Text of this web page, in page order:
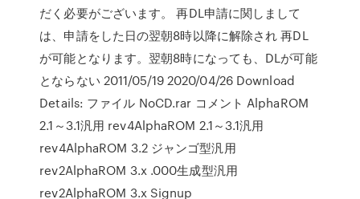
だく必要がございます。 再DL申請に関しまして
は、申請をした日の翌朝8時以降に解除され 再DL
が可能となります。翌朝8時になっても、DLが可能
とならない 2011/05/19 2020/04/26 Download
Details: ファイル NoCD.rar コメント AlphaROM
2.1～3.1汎用 rev4AlphaROM 2.1～3.1汎用
rev4AlphaROM 3.2 ジャンゴ型汎用
rev2AlphaROM 3.x .000生成型汎用
rev2AlphaROM 3.x Signup